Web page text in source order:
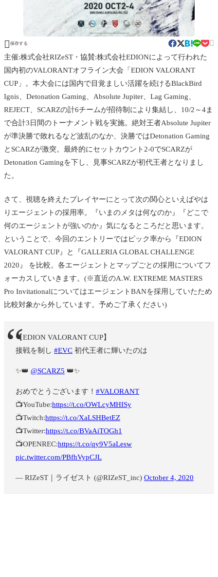
 保存する 
主催:株式会社RIZeST・協賛:株式会社EDIONによって行われた
国内初のVALORANTオフライン大会「EDION VALORANT
CUP」。本大会には国内で目覚ましい活躍を続けるBlackBird
Ignis、Detonation Gaming、Absolute Jupiter、Lag Gaming、
REJECT、SCARZの計6チームが招待制により集結し、10/2～4ま
で合計3日間のトーナメント戦を実施。絶対王者Absolute Jupiter
が準決勝で敗れるなど波乱のなか、決勝ではDetonation Gaming
とSCARZが激突。最終的にセットカウント2-0でSCARZが
Detonation Gamingを下し、見事SCARZが初代王者となりまし
た。
さて、視聴を終えたプレイヤーにとって次の関心といえばやは
りエージェントの採用率。『いまのメタは何なのか』『どこで
何のエージェントが強いのか』気になるところだと思います。
ということで、今回のエントリーではピック率から『EDION
VALORANT CUP』と『GALLERIA GLOBAL CHALLENGE
2020』 を比較。各エージェントとマップごとの採用についてフ
ォーカスしていきます。(※直近のA.W. EXTREME MASTERS
Pro InvitationalについてはエージェントBANを採用していたため
比較対象から外しています。予めご了承ください)
【EDION VALORANT CUP】
接戦を制し #EVC 初代王者に輝いたのは
✨👑 @SCARZ5 👑✨
おめでとうございます！ #VALORANT
📺YouTube:https://t.co/OWLcyMHISy
📺Twitch:https://t.co/XaLSHBetEZ
📺Twitter:https://t.co/BVaAiTOGh1
📺OPENREC:https://t.co/qy9V5aLesw
pic.twitter.com/PBfhVypCJL
— RIZeST｜ライゼスト (@RIZeST_inc) October 4, 2020